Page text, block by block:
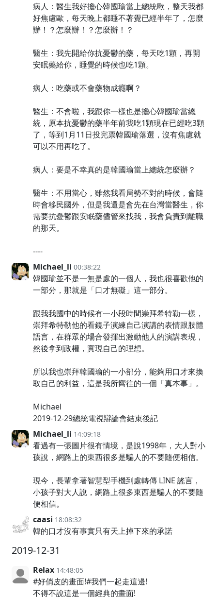
病人：醫生我好擔心韓國瑜當上總統歐，整天我都
好焦慮歐，每天晚上都睡不著覺已經半年了，怎麼
辦！？怎麼辦！？怎麼辦！？
醫生：我先開給你抗憂鬱的藥，每天吃1顆，再開
安眠藥給你，睡覺的時候也吃1顆。
病人：吃藥或不會藥物成癮啊？
醫生：不會啦，我跟你一樣也是擔心韓國瑜當總
統，原本抗憂鬱的藥半年前我吃1顆現在已經吃3顆
了，等到1月11日投完票韓國瑜落選，沒有焦慮就
可以不用再吃了。
病人：要是不幸真的是韓國瑜當上總統怎麼辦？
醫生：不用當心，雖然我看局勢不對的時候，會隨
時會移民國外，但是我還是會先在台灣當醫生，你
需要抗憂鬱跟安眠藥儘管來找我，我會負責到離職
的那天。
----
Michael_li 00:38:22
韓國瑜並不是一無是處的一個人，我也很喜歡他的
一部分，那就是「口才無礙」這一部分。
跟我我國中的時候有一小段時間崇拜希特勒一樣，
崇拜希特勒他的看鏡子演練自己演講的表情跟肢體
語言，在群眾的場合發揮出激動他人的演講表現，
然後拿到政權，實現自己的理想。
所以我也崇拜韓國瑜的一小部分，能夠用口才來換
取自己的利益，這是我所嚮往的一個「真本事」。
Michael
2019-12-29總統電視辯論會結束後記
Michael_li 14:09:18
看過有一張圖片很有情境，是說1998年，大人對小
孩說，網路上的東西很多是騙人的不要隨便相信。
現今，長輩拿著智慧型手機到處轉傳 LINE 謠言，
小孩子對大人說，網路上很多東西是騙人的不要隨
便相信。
caasi 18:08:32
韓的口才沒有事實只有天上掉下來的承諾
2019-12-31
Relax 14:48:05
#好俏皮的畫面!#我們一起走這邊!
不得不說這是一個經典的畫面!